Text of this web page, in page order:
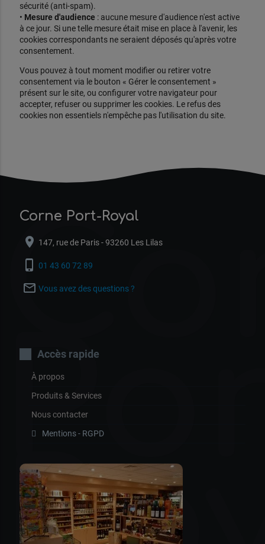
sécurité (anti-spam).
• Mesure d'audience : aucune mesure d'audience n'est active
à ce jour. Si une telle mesure était mise en place à l'avenir, les
cookies correspondants ne seraient déposés qu'après votre
consentement.
Vous pouvez à tout moment modifier ou retirer votre
consentement via le bouton « Gérer le consentement »
présent sur le site, ou configurer votre navigateur pour
accepter, refuser ou supprimer les cookies. Le refus des
cookies non essentiels n'empêche pas l'utilisation du site.
Corne Port-Royal
location_on 147, rue de Paris - 93260 Les Lilas
phone_iphone 01 43 60 72 89
mail_outline Vous avez des questions ?
Accès rapide
À propos
Produits & Services
Nous contacter
Mentions - RGPD